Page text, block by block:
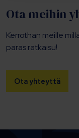
Ota meihin
Kerrothan meille
paras ratkaisu!
Ota yhteyttä